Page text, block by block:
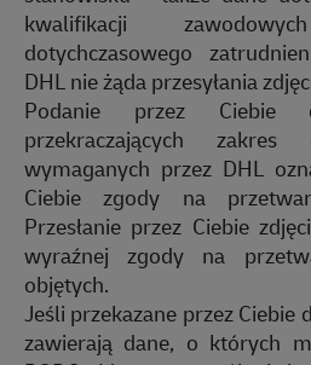
kwalifikacji
dotychczasowego
DHL nie żąda przesyłania
Podanie przez Ciebie
przekraczających zakres
wymaganych przez DHL
Ciebie zgody na
Przesłanie przez Ciebie
wyraźnej zgody na
objętych.
Jeśli przekazane przez
zawierają dane, o których